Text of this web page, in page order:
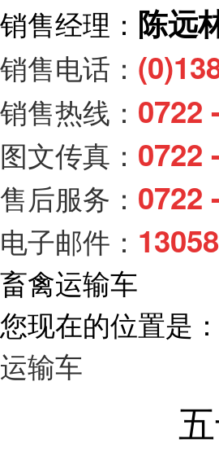
销售经理： 陈远
销售电话：
销售热线： 0722
图文传真： 0722
售后服务： 0722
电子邮件：
畜禽运输车
您现在的位置是：
运输车